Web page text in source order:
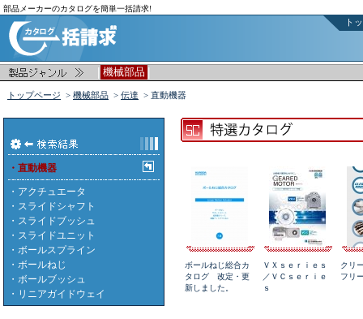
部品メーカーのカタログを簡単一括請求!
ト
| 機械部品 |
トップページ > 機械部品 > 伝達 > 直動機器
・直動機器
・ アクチュエータ
・ スライドシャフト
・ スライドブッシュ
・ スライドユニット
・ ボールスプライン
・ ボールねじ
・ ボールブッシュ
・ リニアガイドウェイ
ボールねじ総合カ
タログ 改定・更
新しました。
ＶＸｓｅｒｉｅｓ
／ＶＣｓｅｒｉｅ
ｓ
クリ
フリ